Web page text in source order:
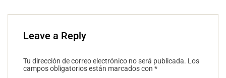
Leave a Reply
Tu dirección de correo electrónico no será publicada. Los
campos obligatorios están marcados con *